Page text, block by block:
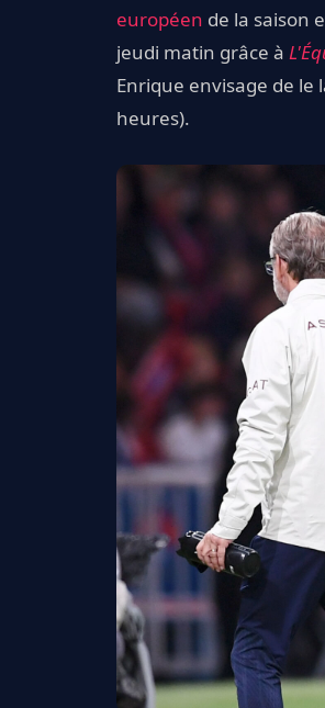
européen de la saison
jeudi matin grâce à
Enrique envisage de le
heures).